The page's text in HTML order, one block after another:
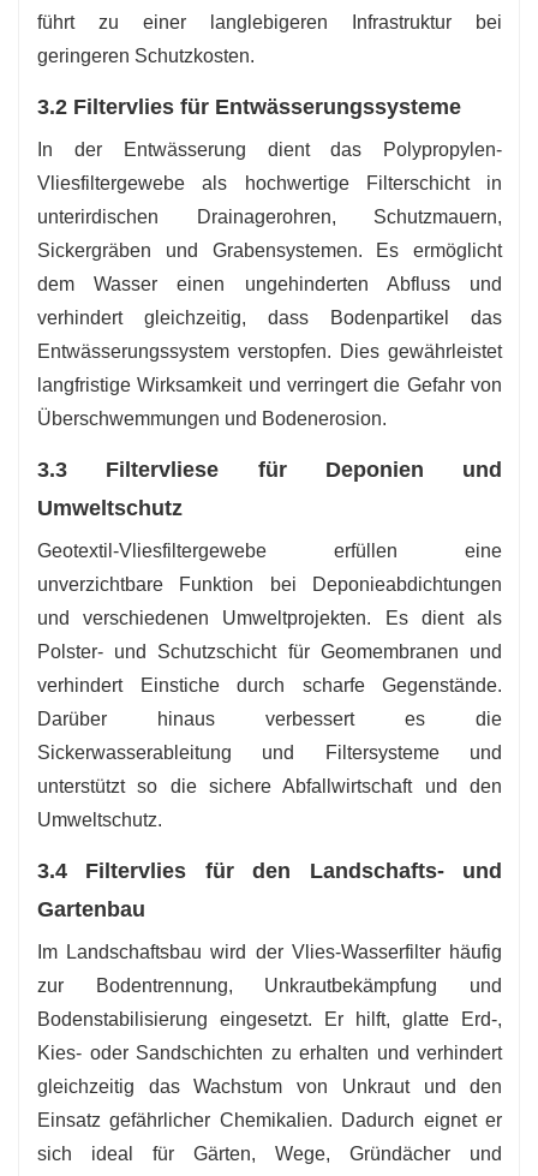
führt zu einer langlebigeren Infrastruktur bei
geringeren Schutzkosten.
3.2 Filtervlies für Entwässerungssysteme
In der Entwässerung dient das Polypropylen-
Vliesfiltergewebe als hochwertige Filterschicht in
unterirdischen Drainagerohren, Schutzmauern,
Sickergräben und Grabensystemen. Es ermöglicht
dem Wasser einen ungehinderten Abfluss und
verhindert gleichzeitig, dass Bodenpartikel das
Entwässerungssystem verstopfen. Dies gewährleistet
langfristige Wirksamkeit und verringert die Gefahr von
Überschwemmungen und Bodenerosion.
3.3 Filtervliese für Deponien und
Umweltschutz
Geotextil-Vliesfiltergewebe erfüllen eine
unverzichtbare Funktion bei Deponieabdichtungen
und verschiedenen Umweltprojekten. Es dient als
Polster- und Schutzschicht für Geomembranen und
verhindert Einstiche durch scharfe Gegenstände.
Darüber hinaus verbessert es die
Sickerwasserableitung und Filtersysteme und
unterstützt so die sichere Abfallwirtschaft und den
Umweltschutz.
3.4 Filtervlies für den Landschafts- und
Gartenbau
Im Landschaftsbau wird der Vlies-Wasserfilter häufig
zur Bodentrennung, Unkrautbekämpfung und
Bodenstabilisierung eingesetzt. Er hilft, glatte Erd-,
Kies- oder Sandschichten zu erhalten und verhindert
gleichzeitig das Wachstum von Unkraut und den
Einsatz gefährlicher Chemikalien. Dadurch eignet er
sich ideal für Gärten, Wege, Gründächer und